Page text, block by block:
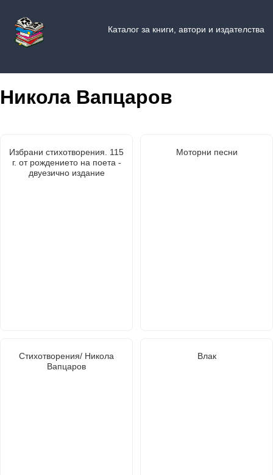
Каталог за книги, автори и издателства
Никола Вапцаров
Избрани стихотворения. 115
г. от рождението на поета -
двуезично издание
Моторни песни
Стихотворения/ Никола
Вапцаров
Влак